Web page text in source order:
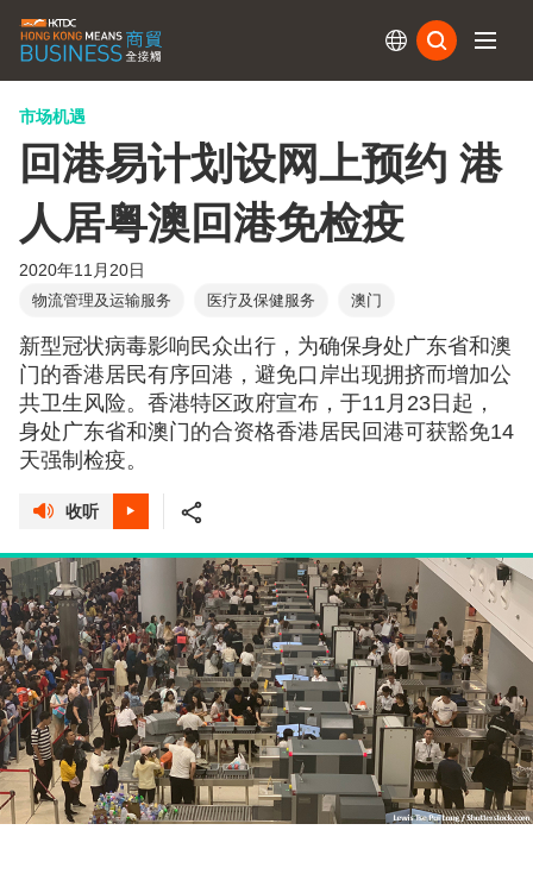
市场机遇
回港易计划设网上预约 港
人居粤澳回港免检疫
2020年11月20日
物流管理及运输服务 医疗及保健服务 澳门
新型冠状病毒影响民众出行，为确保身处广东省和澳
门的香港居民有序回港，避免口岸出现拥挤而增加公
共卫生风险。香港特区政府宣布，于11月23日起，
身处广东省和澳门的合资格香港居民回港可获豁免14
天强制检疫。
收听